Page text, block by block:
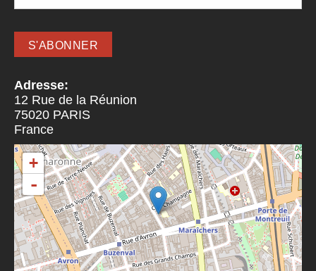
Adresse:
12 Rue de la Réunion
75020 PARIS
France
+
-